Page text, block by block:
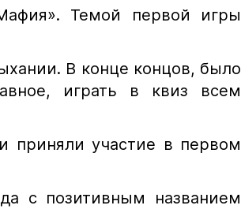
Темой первой игры
В конце концов, было
играть в квиз всем
участие в первом
с позитивным названием